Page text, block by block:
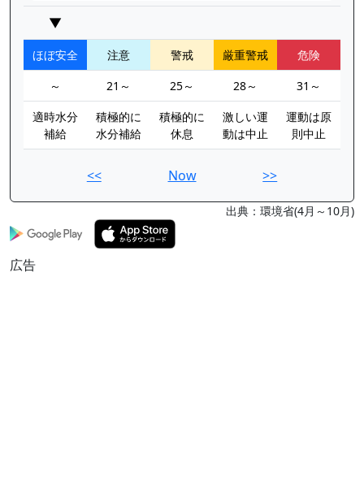
▼
ほぼ安全 注意 警戒 厳重警戒
危険
～
21～ 25～ 28～
31～
適時水分
補給
積極的に
水分補給
積極的に
休息
激しい運
動は中止
運動は原
則中止
<< Now >>
出典：環境省(4月～10月)
広告